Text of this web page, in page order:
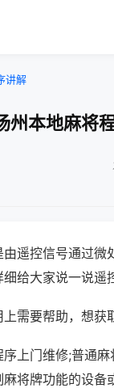
讲解
州本地麻将
遥控信号通过微
给大家说一说遥
需要帮助，想获
上门维修;普通
将牌功能的设备